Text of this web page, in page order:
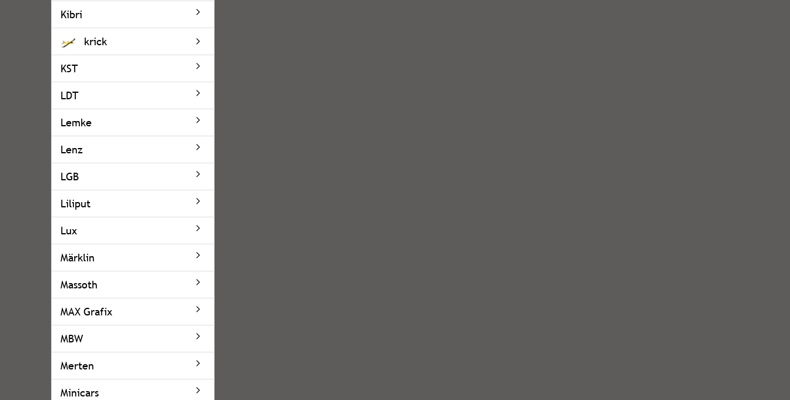
Kibri
krick
KST
LDT
Lemke
Lenz
LGB
Liliput
Lux
Märklin
Massoth
MAX Grafix
MBW
Merten
Minicars